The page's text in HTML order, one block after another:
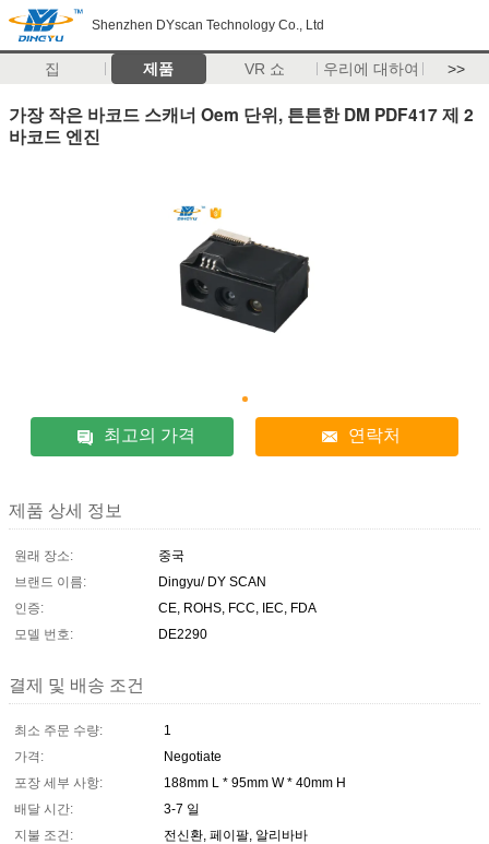
Shenzhen DYscan Technology Co., Ltd
집 제품 VR 쇼 우리에 대하여 >>
가장 작은 바코드 스캐너 Oem 단위, 튼튼한 DM PDF417 제 2
바코드 엔진
최고의 가격 연락처
제품 상세 정보
원래 장소:
중국
브랜드 이름:
Dingyu/ DY SCAN
인증:
CE, ROHS, FCC, IEC, FDA
모델 번호:
DE2290
결제 및 배송 조건
최소 주문 수량:
1
가격:
Negotiate
포장 세부 사항:
188mm L * 95mm W * 40mm H
배달 시간:
3-7 일
지불 조건:
전신환, 페이팔, 알리바바